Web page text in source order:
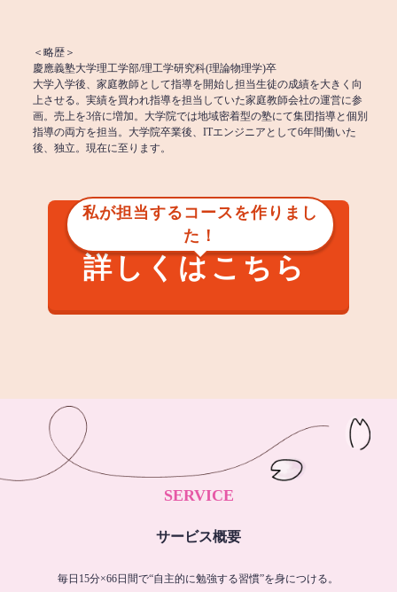
＜略歴＞
慶應義塾大学理工学部/理工学研究科(理論物理学)卒
大学入学後、家庭教師として指導を開始し担当生徒の成績を大きく向
上させる。実績を買われ指導を担当していた家庭教師会社の運営に参
画。売上を3倍に増加。大学院では地域密着型の塾にて集団指導と個別
指導の両方を担当。大学院卒業後、ITエンジニアとして6年間働いた
後、独立。現在に至ります。
私が担当するコースを作りまし
た！
詳しくはこちら
SERVICE
サービス概要
毎日15分×66日間で“自主的に勉強する習慣”を身につける。